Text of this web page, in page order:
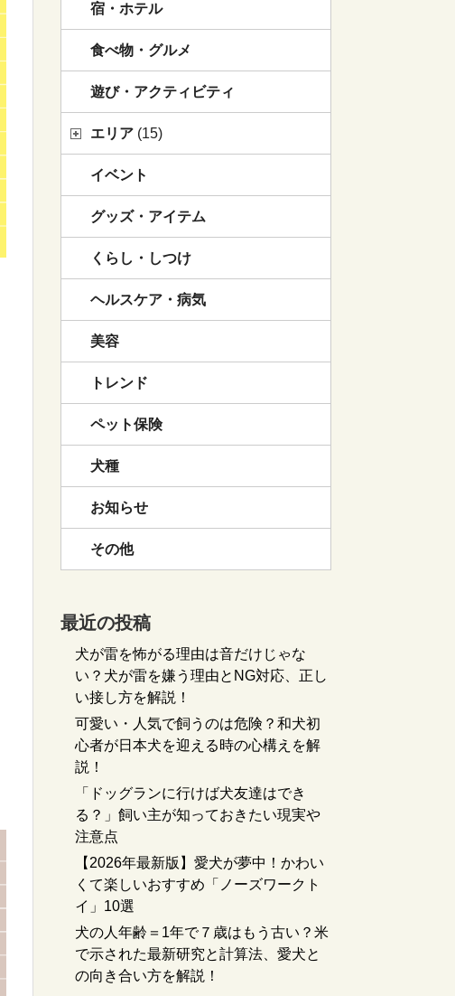
宿・ホテル
食べ物・グルメ
遊び・アクティビティ
エリア (15)
イベント
グッズ・アイテム
くらし・しつけ
ヘルスケア・病気
美容
トレンド
ペット保険
犬種
お知らせ
その他
最近の投稿
犬が雷を怖がる理由は音だけじゃな
い？犬が雷を嫌う理由とNG対応、正し
い接し方を解説！
可愛い・人気で飼うのは危険？和犬初
心者が日本犬を迎える時の心構えを解
説！
「ドッグランに行けば犬友達はでき
る？」飼い主が知っておきたい現実や
注意点
【2026年最新版】愛犬が夢中！かわい
くて楽しいおすすめ「ノーズワークト
イ」10選
犬の人年齢＝1年で７歳はもう古い？米
で示された最新研究と計算法、愛犬と
の向き合い方を解説！